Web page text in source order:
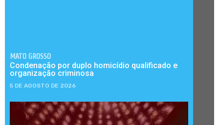
MATO GROSSO
Condenação por duplo homicídio qualificado e
organização criminosa
5 DE AGOSTO DE 2026